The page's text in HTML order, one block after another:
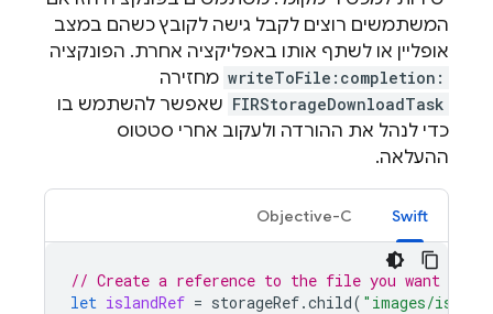
המשתמשים רוצים לקבל גישה לקובץ כשהם במצב
אופליין או לשתף אותו באפליקציה אחרת. הפונקציה
writeToFile:completion: מחזירה
FIRStorageDownloadTask שאפשר להשתמש בו
כדי לנהל את ההורדה ולעקוב אחרי סטטוס
ההעלאה.
Swift
Objective-C
// Create a reference to the file you want to
let islandRef = storageRef.child( "images/